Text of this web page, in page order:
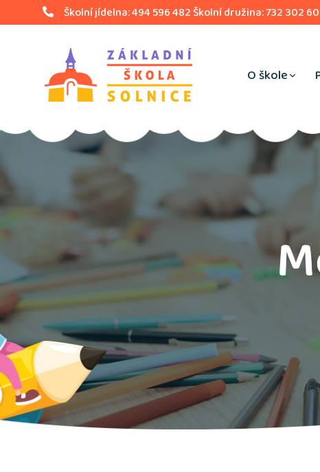
Školní jídelna: 494 596 482 Školní družina: 732 302
O škole